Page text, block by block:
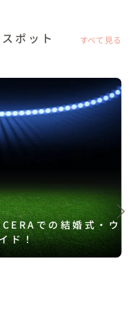
ポット すべて見る
での結婚式・ウ
ド！